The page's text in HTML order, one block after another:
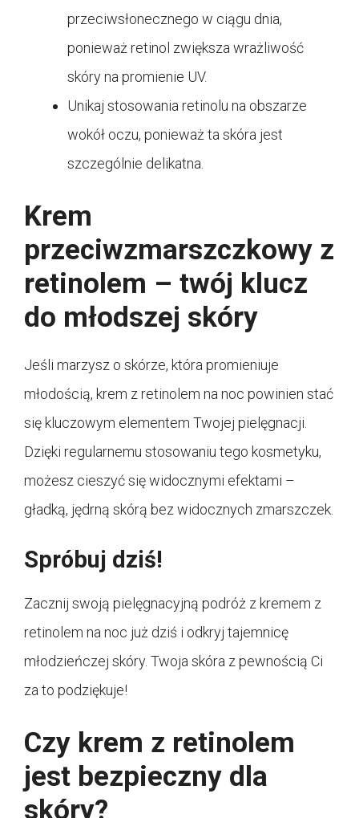
przeciwsłonecznego w ciągu dnia,
ponieważ retinol zwiększa wrażliwość
skóry na promienie UV.
Unikaj stosowania retinolu na obszarze
wokół oczu, ponieważ ta skóra jest
szczególnie delikatna.
Krem
przeciwzmarszczkowy z
retinolem – twój klucz
do młodszej skóry
Jeśli marzysz o skórze, która promieniuje
młodością, krem z retinolem na noc powinien stać
się kluczowym elementem Twojej pielęgnacji.
Dzięki regularnemu stosowaniu tego kosmetyku,
możesz cieszyć się widocznymi efektami –
gładką, jędrną skórą bez widocznych zmarszczek.
Spróbuj dziś!
Zacznij swoją pielęgnacyjną podróż z kremem z
retinolem na noc już dziś i odkryj tajemnicę
młodzieńczej skóry. Twoja skóra z pewnością Ci
za to podziękuje!
Czy krem z retinolem
jest bezpieczny dla
skóry?